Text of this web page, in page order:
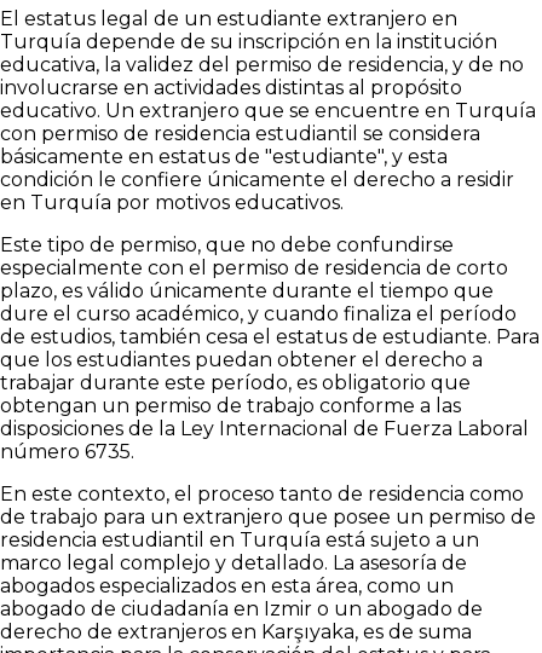
El estatus legal de un estudiante extranjero en
Turquía depende de su inscripción en la institución
educativa, la validez del permiso de residencia, y de no
involucrarse en actividades distintas al propósito
educativo. Un extranjero que se encuentre en Turquía
con permiso de residencia estudiantil se considera
básicamente en estatus de "estudiante", y esta
condición le confiere únicamente el derecho a residir
en Turquía por motivos educativos.
Este tipo de permiso, que no debe confundirse
especialmente con el permiso de residencia de corto
plazo, es válido únicamente durante el tiempo que
dure el curso académico, y cuando finaliza el período
de estudios, también cesa el estatus de estudiante. Para
que los estudiantes puedan obtener el derecho a
trabajar durante este período, es obligatorio que
obtengan un permiso de trabajo conforme a las
disposiciones de la Ley Internacional de Fuerza Laboral
número 6735.
En este contexto, el proceso tanto de residencia como
de trabajo para un extranjero que posee un permiso de
residencia estudiantil en Turquía está sujeto a un
marco legal complejo y detallado. La asesoría de
abogados especializados en esta área, como un
abogado de ciudadanía en Izmir o un abogado de
derecho de extranjeros en Karşıyaka, es de suma